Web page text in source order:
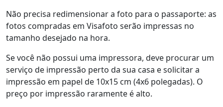
Não precisa redimensionar a foto para o passaporte: as
fotos compradas em Visafoto serão impressas no
tamanho desejado na hora.
Se você não possui uma impressora, deve procurar um
serviço de impressão perto da sua casa e solicitar a
impressão em papel de 10x15 cm (4x6 polegadas). O
preço por impressão raramente é alto.